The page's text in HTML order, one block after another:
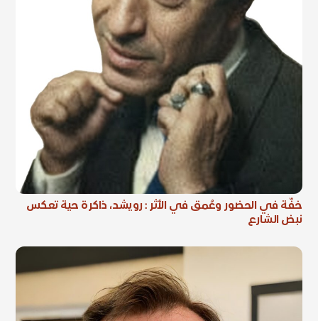
خفّة في الحضور وعُمق في الأثر : رويشد، ذاكرة حية تعكس
نبض الشارع